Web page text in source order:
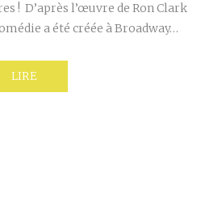
! D’après l’œuvre de Ron Clark
a été créée à Broadway…
LIRE